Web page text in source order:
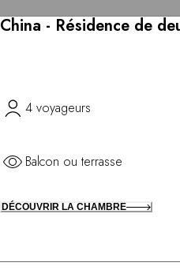
China - Résidence de
4 voyageurs
Balcon ou terrasse
DÉCOUVRIR LA CHAMBRE